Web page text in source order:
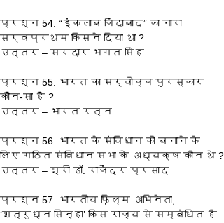
प्रश्‍न 54. “इंकलाब जिंदाबाद” का नारा
सर्वप्रथम किसने दिया था ?
उत्तर – सरदार भगत सिंह
प्रश्‍न 55. भारत का सर्वोच्च पुरस्कार
कौन-सा है ?
उत्तर – भारत रत्न
प्रश्‍न 56. भारत के संविधान को बनाने के
लिए गठित संविधान सभा के अध्यक्ष कौन थे ?
उत्तर – श्री डॉ. राजेंद्र प्रसाद
प्रश्‍न 57. भारतीय फ़िल्म अभिनेता,
‘शत्रुध्न सिन्हा’ किस राज्य से सम्बंधित है